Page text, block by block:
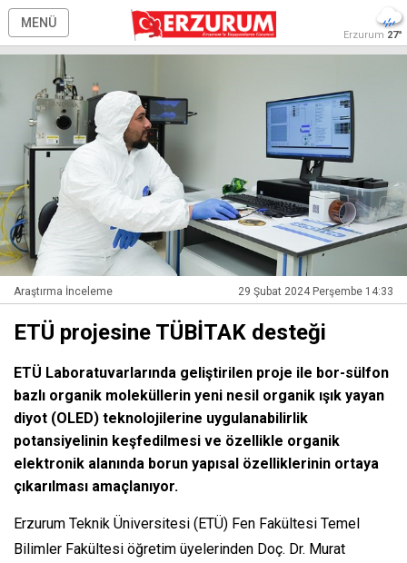
MENÜ
Erzurum 27°
Araştırma İnceleme 29 Şubat 2024 Perşembe 14:33
ETÜ projesine TÜBİTAK desteği
ETÜ Laboratuvarlarında geliştirilen proje ile bor-sülfon
bazlı organik moleküllerin yeni nesil organik ışık yayan
diyot (OLED) teknolojilerine uygulanabilirlik
potansiyelinin keşfedilmesi ve özellikle organik
elektronik alanında borun yapısal özelliklerinin ortaya
çıkarılması amaçlanıyor.
Erzurum Teknik Üniversitesi (ETÜ) Fen Fakültesi Temel
Bilimler Fakültesi öğretim üyelerinden Doç. Dr. Murat